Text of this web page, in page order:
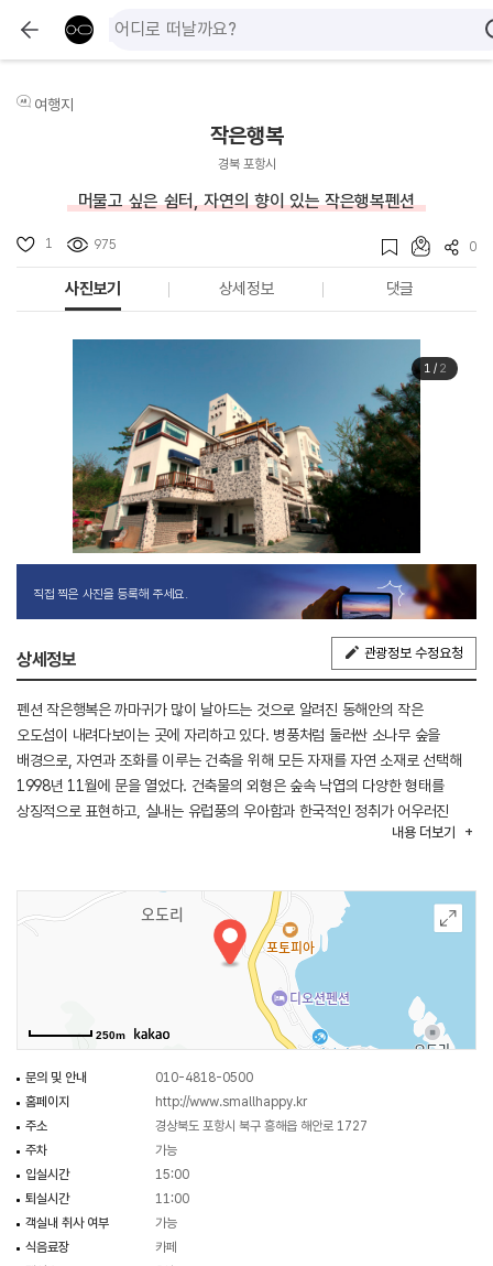
여행지
작은행복
경북 포항시
머물고 싶은 쉼터, 자연의 향이 있는 작은행복펜션
1 975 0
사진보기 상세정보 댓글
1/ 2
직접 찍은 사진을 등록해 주세요.
상세정보 관광정보 수정요청
펜션 작은행복은 까마귀가 많이 날아드는 것으로 알려진 동해안의 작은
오도섬이 내려다보이는 곳에 자리하고 있다. 병풍처럼 둘러싼 소나무 숲을
배경으로, 자연과 조화를 이루는 건축을 위해 모든 자재를 자연 소재로 선택해
1998년 11월에 문을 열었다. 건축물의 외형은 숲속 낙엽의 다양한 형태를
상징적으로 표현하고, 실내는 유럽풍의 우아함과 한국적인 정취가 어우러진
분위기로 꾸며졌다. 모든 조명은 따뜻한 빛을 기본으로 하며, 반딧불을 형상화한
떠오르는 태양과 오징어잡이배의 등불이 연출하는 밤바다 풍경을 감상할 수
있고, 야생화 산책로와 분위기 있는 카페도 마련되어 있다.
내용 더보기
250m
문의 및 안내
010-4818-0500
홈페이지
http://www.smallhappy.kr
주소
경상북도 포항시 북구 흥해읍 해안로 1727
주차
가능
입실시간
15:00
퇴실시간
11:00
객실내 취사 여부
가능
식음료장
카페